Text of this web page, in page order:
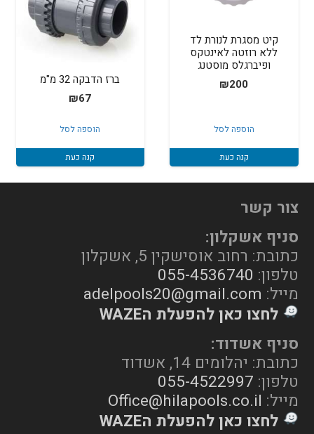
קיט מסגרת לנורת לד
ללא רוזטה לאינטקס
ופיברגלס מוסטנג
₪200
הוספה לסל
קנה כעת
ברז הדבקה 32 מ"מ
₪67
הוספה לסל
קנה כעת
צור קשר
סניף אשקלון:
כתובת: רחוב אוסישקין 5, אשקלון
טלפון: 055-4536740
מייל: adelpools20@gmail.com
לחצו כאן להפעלת הWAZE
סניף אשדוד:
כתובת: יהלומים 14, אשדוד
טלפון: 055-4522997
מייל: Office@hilapools.co.il
לחצו כאן להפעלת הWAZE